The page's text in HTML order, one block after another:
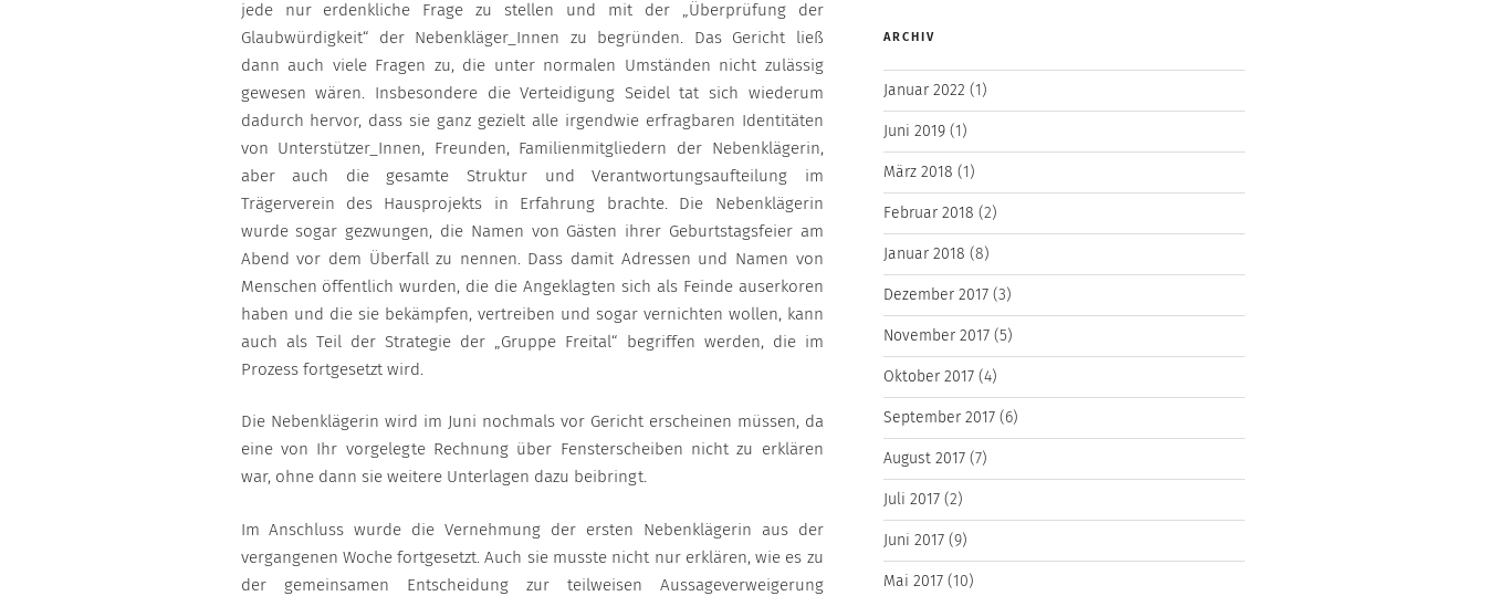
jede nur erdenkliche Frage zu stellen und mit der „Überprüfung der
Glaubwürdigkeit“ der Nebenkläger_Innen zu begründen. Das Gericht ließ
dann auch viele Fragen zu, die unter normalen Umständen nicht zulässig
gewesen wären. Insbesondere die Verteidigung Seidel tat sich wiederum
dadurch hervor, dass sie ganz gezielt alle irgendwie erfragbaren Identitäten
von Unterstützer_Innen, Freunden, Familienmitgliedern der Nebenklägerin,
aber auch die gesamte Struktur und Verantwortungsaufteilung im
Trägerverein des Hausprojekts in Erfahrung brachte. Die Nebenklägerin
wurde sogar gezwungen, die Namen von Gästen ihrer Geburtstagsfeier am
Abend vor dem Überfall zu nennen. Dass damit Adressen und Namen von
Menschen öffentlich wurden, die die Angeklagten sich als Feinde auserkoren
haben und die sie bekämpfen, vertreiben und sogar vernichten wollen, kann
auch als Teil der Strategie der „Gruppe Freital“ begriffen werden, die im
Prozess fortgesetzt wird.
Die Nebenklägerin wird im Juni nochmals vor Gericht erscheinen müssen, da
eine von Ihr vorgelegte Rechnung über Fensterscheiben nicht zu erklären
war, ohne dann sie weitere Unterlagen dazu beibringt.
Im Anschluss wurde die Vernehmung der ersten Nebenklägerin aus der
vergangenen Woche fortgesetzt. Auch sie musste nicht nur erklären, wie es zu
der gemeinsamen Entscheidung zur teilweisen Aussageverweigerung
ARCHIV
Januar 2022 (1)
Juni 2019 (1)
März 2018 (1)
Februar 2018 (2)
Januar 2018 (8)
Dezember 2017 (3)
November 2017 (5)
Oktober 2017 (4)
September 2017 (6)
August 2017 (7)
Juli 2017 (2)
Juni 2017 (9)
Mai 2017 (10)